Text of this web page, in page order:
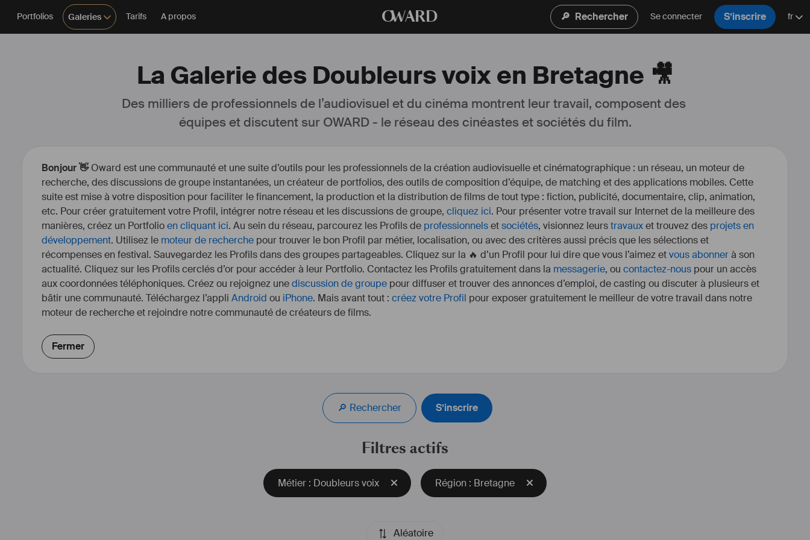
Portfolios Galeries Tarifs A propos OWARD 🔎 Rechercher Se connecter S’inscrire fr
La Galerie des Doubleurs voix en Bretagne 🎥
Des milliers de professionnels de l’audiovisuel et du cinéma montrent leur travail, composent des
équipes et discutent sur OWARD - le réseau des cinéastes et sociétés du film.
Bonjour 👋Oward est une communauté et une suite d’outils pour les professionnels de la création audiovisuelle et cinématographique : un réseau, un moteur de
recherche, des discussions de groupe instantanées, un créateur de portfolios, des outils de composition d’équipe, de matching et des applications mobiles. Cette
suite est mise à votre disposition pour faciliter le financement, la production et la distribution de films de tout type : fiction, publicité, documentaire, clip, animation,
etc. Pour créer gratuitement votre Profil, intégrer notre réseau et les discussions de groupe, cliquez ici. Pour présenter votre travail sur Internet de la meilleure des
manières, créez un Portfolioen cliquant ici. Au sein du réseau, parcourez les Profils de professionnelsetsociétés, visionnez leurstravauxet trouvez des projets en
développement. Utilisez le moteur de recherche pour trouver le bon Profil par métier, localisation, ou avec des critères aussi précis que les sélections et
récompenses en festival. Sauvegardez les Profils dans des groupes partageables. Cliquez sur la 🔥 d’un Profil pour lui dire que vous l’aimez etvous abonnerà son
actualité. Cliquez sur les Profils cerclés d’or pour accéder à leur Portfolio. Contactez les Profils gratuitement dans la messagerie, ou contactez-nous pour un accès
aux coordonnées téléphoniques. Créez ou rejoignez unediscussion de groupe pour diffuser et trouver des annonces d’emploi, de casting ou discuter à plusieurs et
bâtir une communauté. Téléchargez l’appli Android ou iPhone. Mais avant tout : créez votre Profil pour exposer gratuitement le meilleur de votre travail dans notre
moteur de recherche et rejoindre notre communauté de créateurs de films.
Fermer
🔎 Rechercher S’inscrire
Filtres actifs
Métier : Doubleurs voix Région : Bretagne
Aléatoire
Je suis passionné de #Doublages
Documentaire, #Fiction, Livresaudio, #Animation
Jeuxvidéo RépondeurTéléphonique etc ...
interprétation. En 2012 j'ai eu la chance de pouvoir
interprétant notamment les voix des pnjs. Cet
expérience aura été pour moi l'événement déclencheur
de la passion qui m'anime aujourd'hui. En 2021, j'ai pu
le fait que ce métier est fait pour moi et que j'ai